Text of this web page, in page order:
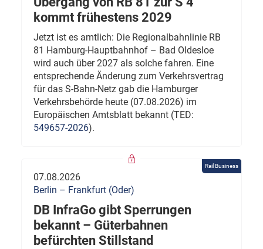
kommt frühestens 2029
Jetzt ist es amtlich: Die Regionalbahnlinie RB
81 Hamburg-Hauptbahnhof – Bad Oldesloe
wird auch über 2027 als solche fahren. Eine
entsprechende Änderung zum Verkehrsvertrag
für das S-Bahn-Netz gab die Hamburger
Verkehrsbehörde heute (07.08.2026) im
Europäischen Amtsblatt bekannt (TED:
549657-2026).
Rail Business
07.08.2026
Berlin – Frankfurt (Oder)
DB InfraGo gibt Sperrungen
bekannt – Güterbahnen
befürchten Stillstand